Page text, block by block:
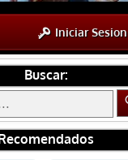
Iniciar Sesion
Buscar: